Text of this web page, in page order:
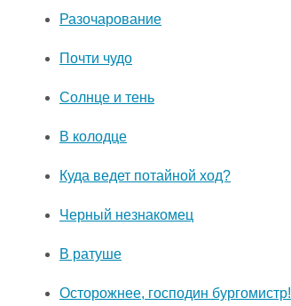
Разочарование
Почти чудо
Солнце и тень
В колодце
Куда ведет потайной ход?
Черный незнакомец
В ратуше
Осторожнее, господин бургомистр!